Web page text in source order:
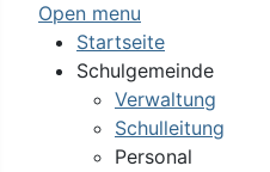
Open menu
Startseite
Schulgemeinde
Verwaltung
Schulleitung
Personal